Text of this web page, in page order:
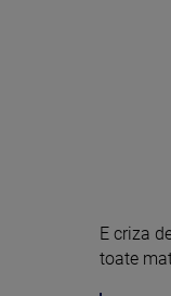
E criza
toate